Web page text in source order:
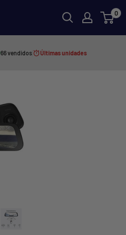
0
66 vendidos Últimas unidades